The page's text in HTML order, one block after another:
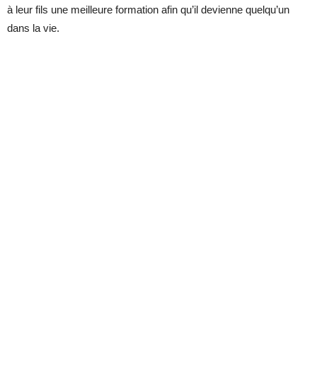
à leur fils une meilleure formation afin qu’il devienne quelqu’un
dans la vie.